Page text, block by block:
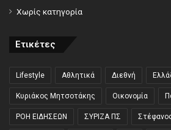
Χωρίς κατηγορία
Ετικέτες
Lifestyle Αθλητικά Διεθνή
Κυριάκος Μητσοτάκης Οικονομία
ΡΟΗ ΕΙΔΗΣΕΩΝ ΣΥΡΙΖΑ ΠΣ